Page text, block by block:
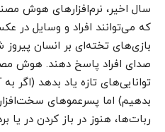
سال اخیر، نرم‌افزارهای هوش
که می‌توانند افراد و وسایل در
بازی‌های تخته‌ای بر انسان
صدای افراد پاسخ دهند. هوش
توانایی‌های تازه یاد بدهد (اگر
بدهیم) اما پسرعموهای
ربات‌‌‌‌‌‌‌‌‌‌‌‌‌‌‌‌‌‌‌‌‌‌‌‌‌‌‌‌‌‌‌‌‌‌‌‌‌‌‌‌‌‌‌‌‌‌‌‌ها، هنوز در باز کردن در